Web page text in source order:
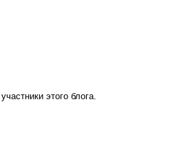
этого блога.